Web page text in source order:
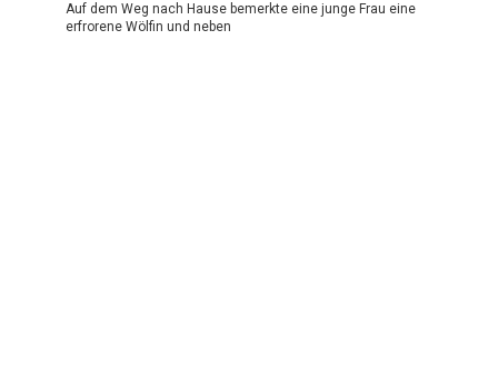
Auf dem Weg nach Hause bemerkte eine junge Frau eine
erfrorene Wölfin und neben